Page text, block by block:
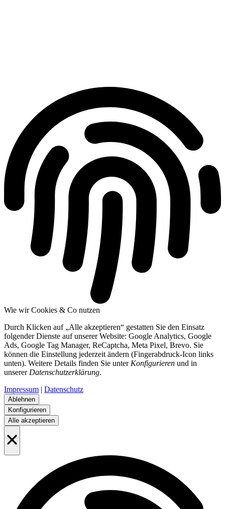
Wie wir Cookies & Co nutzen
Durch Klicken auf „Alle akzeptieren“ gestatten Sie den Einsatz
folgender Dienste auf unserer Website: Google Analytics, Google
Ads, Google Tag Manager, ReCaptcha, Meta Pixel, Brevo. Sie
können die Einstellung jederzeit ändern (Fingerabdruck-Icon links
unten). Weitere Details finden Sie unter Konfigurieren und in
unserer Datenschutzerklärung.
Impressum | Datenschutz
Ablehnen
Konfigurieren
Alle akzeptieren